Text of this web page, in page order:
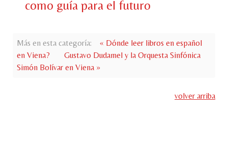
como guía para el futuro
Más en esta categoría:
« Dónde leer libros en español
en Viena?
Gustavo Dudamel y la Orquesta Sinfónica
Simón Bolívar en Viena »
volver arriba